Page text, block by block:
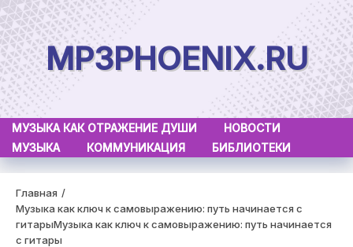
Skip
to
contentMP3PHOENIX.RU
МУЗЫКА КАК ОТРАЖЕНИЕ ДУШИ
НОВОСТИ
МУЗЫКА
КОММУНИКАЦИЯ БИБЛИОТЕКИ
Главная
Музыка как ключ к самовыражению: путь начинается с
гитарыМузыка как ключ к самовыражению: путь начинается
с гитары